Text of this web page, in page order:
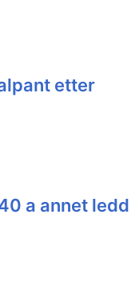
etter
a annet ledd